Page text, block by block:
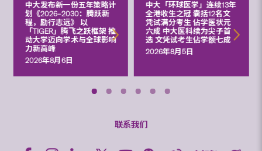
中大发布新一份五年策略计
划《2026‒2030：腾跃新
程，励行志远》 以
「TIGER」腾飞之跃框架 推
动大学迈向学术与全球影响
力新高峰
2026年8月6日
中大「环球医学」连续13年
全港收生之冠 囊括12名文
凭试满分考生 佔学医状元
六成 中大医科续为尖子首
选 文凭试考生佔学额七成
2026年8月5日
联系我们